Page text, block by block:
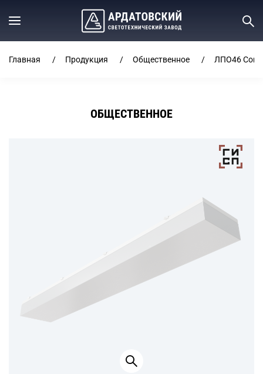
Главная Продукция Общественное ЛПО46
ОБЩЕСТВЕННОЕ